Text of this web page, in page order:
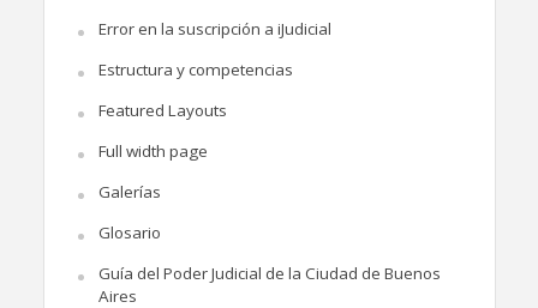
Error en la suscripción a iJudicial
Estructura y competencias
Featured Layouts
Full width page
Galerías
Glosario
Guía del Poder Judicial de la Ciudad de Buenos
Aires